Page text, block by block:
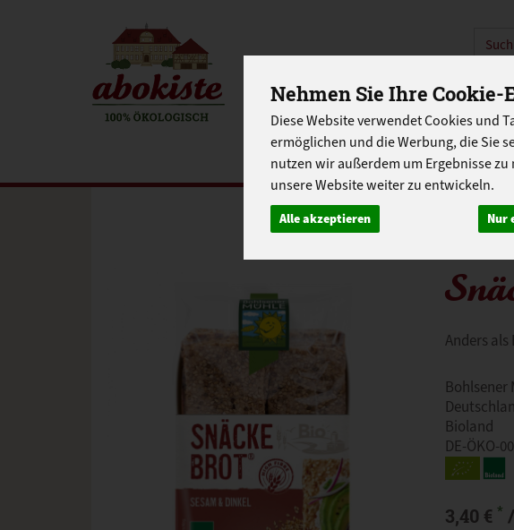
Nehmen Sie Ihre
Diese Website verwendet Cookies und
ermöglichen und die Werbung, die Sie
nutzen wir außerdem um Ergebnisse
unsere Website weiter zu entwickeln.
Alle akzeptieren Nur
Produkt
EINKAUFEN
EU-SCHULPROGRAMM
Anders als
Bohlsener
Bioland
DE-ÖKO-
3,40 € *